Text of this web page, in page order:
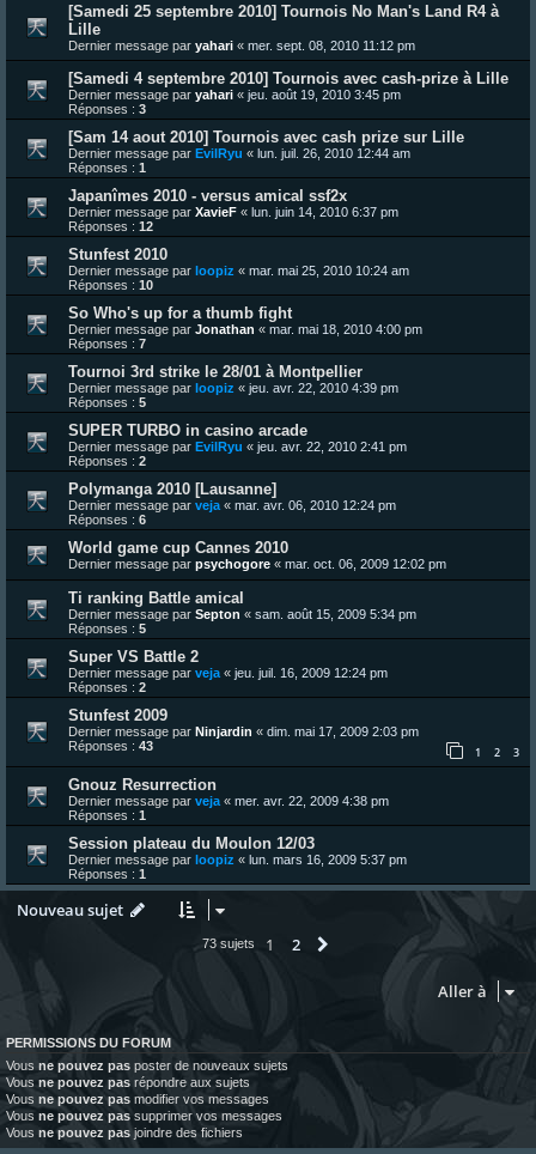
[Samedi 25 septembre 2010] Tournois No Man's Land R4 à
Lille
Dernier message par yahari « mer. sept. 08, 2010 11:12 pm
[Samedi 4 septembre 2010] Tournois avec cash-prize à Lille
Dernier message par yahari « jeu. août 19, 2010 3:45 pm
Réponses : 3
[Sam 14 aout 2010] Tournois avec cash prize sur Lille
Dernier message par EvilRyu « lun. juil. 26, 2010 12:44 am
Réponses : 1
Japanîmes 2010 - versus amical ssf2x
Dernier message par XavieF « lun. juin 14, 2010 6:37 pm
Réponses : 12
Stunfest 2010
Dernier message par loopiz « mar. mai 25, 2010 10:24 am
Réponses : 10
So Who's up for a thumb fight
Dernier message par Jonathan « mar. mai 18, 2010 4:00 pm
Réponses : 7
Tournoi 3rd strike le 28/01 à Montpellier
Dernier message par loopiz « jeu. avr. 22, 2010 4:39 pm
Réponses : 5
SUPER TURBO in casino arcade
Dernier message par EvilRyu « jeu. avr. 22, 2010 2:41 pm
Réponses : 2
Polymanga 2010 [Lausanne]
Dernier message par veja « mar. avr. 06, 2010 12:24 pm
Réponses : 6
World game cup Cannes 2010
Dernier message par psychogore « mar. oct. 06, 2009 12:02 pm
Ti ranking Battle amical
Dernier message par Septon « sam. août 15, 2009 5:34 pm
Réponses : 5
Super VS Battle 2
Dernier message par veja « jeu. juil. 16, 2009 12:24 pm
Réponses : 2
Stunfest 2009
Dernier message par Ninjardin « dim. mai 17, 2009 2:03 pm
Réponses : 43 1 2 3
Gnouz Resurrection
Dernier message par veja« mer. avr. 22, 2009 4:38 pm
Réponses : 1
Session plateau du Moulon 12/03
Dernier message par loopiz « lun. mars 16, 2009 5:37 pm
Réponses : 1
Nouveau sujet
73 sujets 1 2 Suivante
Aller à
PERMISSIONS DU FORUM
Vous ne pouvez pas poster de nouveaux sujets
Vous ne pouvez pas répondre aux sujets
Vous ne pouvez pas modifier vos messages
Vous ne pouvez pas supprimer vos messages
Vous ne pouvez pas joindre des fichiers